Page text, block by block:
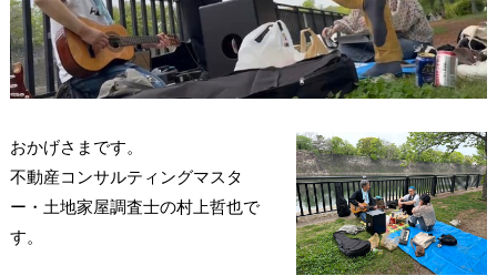
おかげさまです。
不動産コンサルティングマスタ
ー・土地家屋調査士の村上哲也で
す。